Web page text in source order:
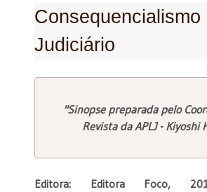
Consequencialismo
Judiciário
"Sinopse preparada pelo
Revista da APLJ - Kiyoshi
Editora: Editora Foco,